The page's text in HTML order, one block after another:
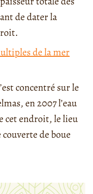
de dater la
.
de la mer
concentré sur le
en 2007 l’eau
cetendroit, le lieu
de boue